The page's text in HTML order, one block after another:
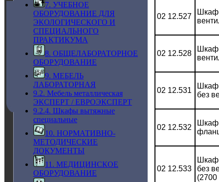
7. УЧЕБНОЕ
ОБОРУДОВАНИЕ ДЛЯ
ЭКОЛОГИЧЕСКОГО И
СПЕЦИАЛЬНОГО
ПРАКТИКУМА
8. ОБЩЕЛАБОРАТОРНОЕ
ОБОРУДОВАНИЕ
9. МЕБЕЛЬ
ЛАБОРАТОРНАЯ
9.2. Мебель металлическая
ЭКСПЕРТ / ЕВРОЭКСПЕРТ
9.2.4. Шкафы вытяжные
специальные
10. НОРМАТИВНО-
МЕТОДИЧЕСКИЕ
ДОКУМЕНТЫ
11. МЕДИЦИНСКОЕ
ОБОРУДОВАНИЕ
02 12.527
Шкаф
02 12.528
Шкаф
02 12.531
Шкаф
без
02 12.532
Шкаф
02 12.533
Шкаф
без